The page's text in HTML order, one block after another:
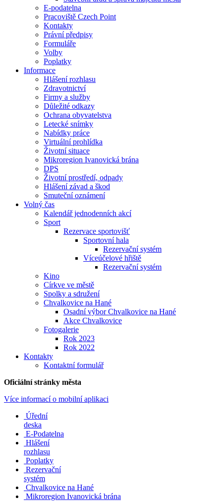
E-podatelna
Pracoviště Czech Point
Kontakty
Právní předpisy
Formuláře
Volby
Poplatky
Informace
Hlášení rozhlasu
Zdravotnictví
Firmy a služby
Důležité odkazy
Ochrana obyvatelstva
Letecké snímky
Nabídky práce
Virtuální prohlídka
Životní situace
Mikroregion Ivanovická brána
DPS
Životní prostředí, odpady
Hlášení závad a škod
Smuteční oznámení
Volný čas
Kalendář jednodenních akcí
Sport
Rezervace sportovišť
Sportovní hala
Rezervační systém
Víceúčelové hřiště
Rezervační systém
Kino
Církve ve městě
Spolky a sdružení
Chvalkovice na Hané
Osadní výbor Chvalkovice na Hané
Akce Chvalkovice
Fotogalerie
Rok 2023
Rok 2022
Kontakty
Kontaktní formulář
Oficiální stránky města
Více informací o mobilní aplikaci
Úřední
deska
E-Podatelna
Hlášení
rozhlasu
Poplatky
Rezervační
systém
Chvalkovice na Hané
Mikroregion Ivanovická brána